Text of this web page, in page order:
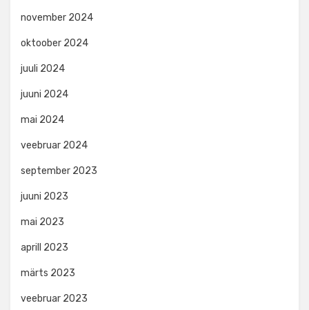
november 2024
oktoober 2024
juuli 2024
juuni 2024
mai 2024
veebruar 2024
september 2023
juuni 2023
mai 2023
aprill 2023
märts 2023
veebruar 2023